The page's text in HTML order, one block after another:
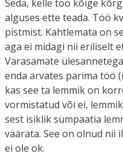
Seda, kelle töö kõige
alguses ette teada. Töö
pistmist. Kahtlemata on
aga ei midagi nii eriliselt
Varasamate
enda arvates parima töö
kas see ta lemmik on
vormistatud või ei,
sest isiklik sümpaatia
väärata. See on olnud nii
ei ole ok.